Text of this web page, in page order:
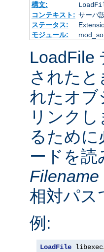
構文:
コンテキスト: サーバ
ステータス:
モジュール:
mod_so
LoadFile
された
れたオブ
リンク
るため
ードを読
Filename
相対パス
例:
LoadFile libexec